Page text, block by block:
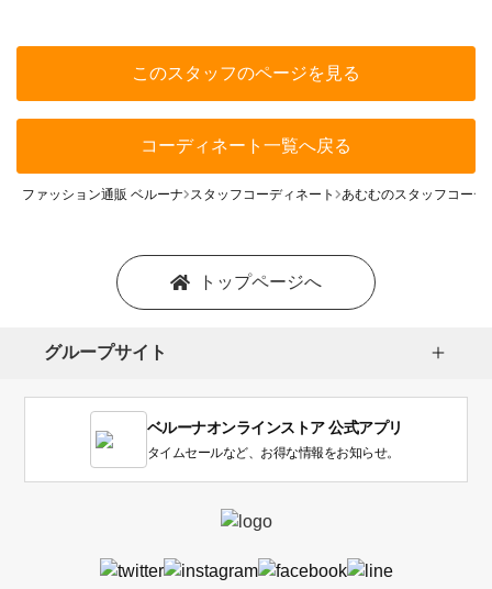
このスタッフのページを見る
コーディネート一覧へ戻る
ファッション通販 ベルーナ スタッフコーディネート あむむのスタッフコーデ
トップページへ
グループサイト
ベルーナオンラインストア 公式アプリ
タイムセールなど、お得な情報をお知らせ。